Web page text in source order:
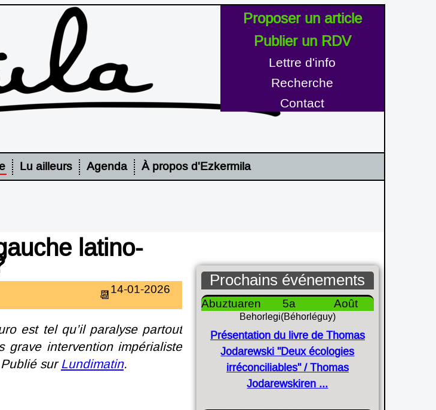
Proposer un article
Publier un RDV
Lettre d'info
Recherche
Contact
Lu ailleurs Agenda À propos d'Ezkermila
latino-
est tel qu’il paralyse partout
grave intervention impérialiste
surLundimatin.
14-01-2026 Prochains événements
Présentation du livre de Thomas
Jodarewski "Deux écologies
irréconciliables" / Thomas
Jodarewskiren ...
Abuztua 5 Août
Behorlegi(Béhorléguy)